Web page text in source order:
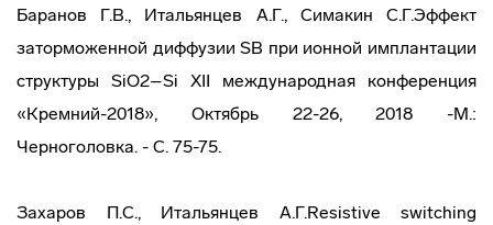
Баранов Г.В., Итальянцев А.Г., Симакин С.Г.Эффект
заторможенной диффузии SB при ионной имплантации
структуры SiO2–Si ХII международная конференция
«Кремний-2018», Октябрь 22-26, 2018 -М.:
Черноголовка. - С. 75-75.
Захаров П.С., Итальянцев А.Г.Resistive switching